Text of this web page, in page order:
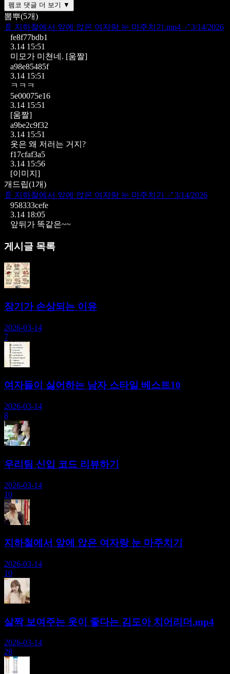
펨코 댓글 더 보기 ▼
뽐뿌(5개)
📄 지하철에서 앞에 앉은 여자랑 눈 마주치기.mp4 ↗3/14/2026
fe8f77bdb1
3.14 15:51
미모가 미쳔네. [움짤]
a98e85485f
3.14 15:51
ㅋㅋㅋ
5e00075e16
3.14 15:51
[움짤]
a9be2c9f32
3.14 15:51
옷은 왜 저러는 거지?
f17cfaf3a5
3.14 15:56
[이미지]
개드립(1개)
📄 지하철에서 앞에 앉은 여자랑 눈 마주치기 ↗3/14/2026
958333cefe
3.14 18:05
앞뒤가 똑같은~~
게시글 목록
장기가 손상되는 이유
2026-03-14
7
여자들이 싫어하는 남자 스타일 베스트10
2026-03-14
8
우리팀 신입 코드 리뷰하기
2026-03-14
10
지하철에서 앞에 앉은 여자랑 눈 마주치기
2026-03-14
10
살짝 보여주는 옷이 좋다는 김도아 치어리더.mp4
2026-03-14
28